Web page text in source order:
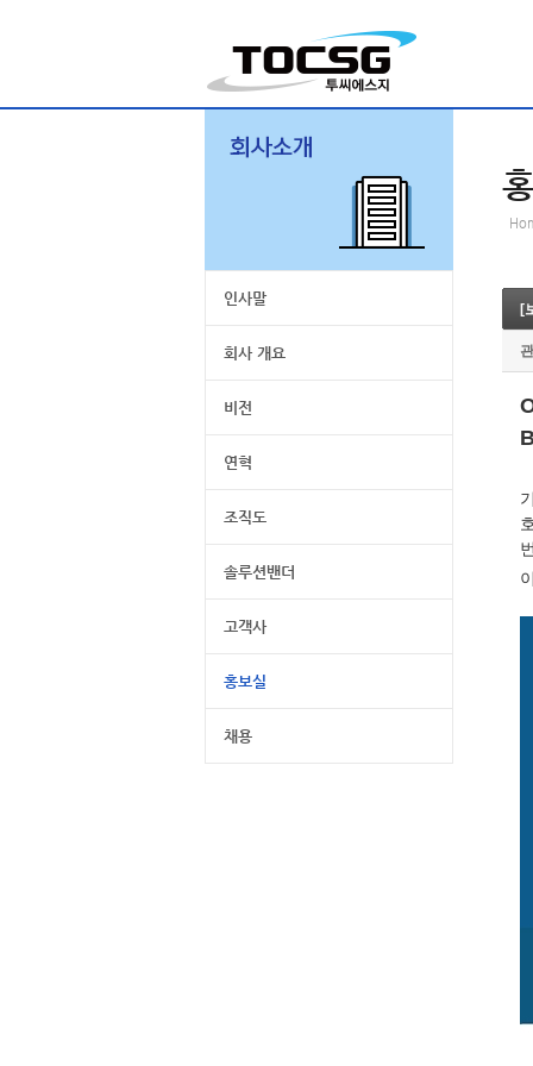
인사말
회사 개요
비전
연혁
조직도
솔루션밴더
고객사
홍보실
채용
[